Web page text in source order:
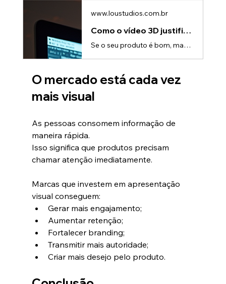
www.loustudios.com.br
Como o vídeo 3D justifica preços mais altos | Lou Studios Portfólio
Se o seu produto é bom, mas o mercado insiste em comparar apenas pelo preço, existe um problema.E provavelmente não está no produto.Está na forma como ele é percebido.Hoje, empresas que conseguem justificar preços mais altos não são apenas as que têm melhores produtos — são as que comunicam melhor o valor.E é exatamente aqui que o vídeo 3D se torna uma ferramenta estratégica.O problema: preço sem contexto vira comparaçãoQuando o cliente não entende claramente o diferencial do produto, ele faz o
O mercado está cada vez
mais visual
As pessoas consomem informação de
maneira rápida.
Isso significa que produtos precisam
chamar atenção imediatamente.
Marcas que investem em apresentação
visual conseguem:
Gerar mais engajamento;
Aumentar retenção;
Fortalecer branding;
Transmitir mais autoridade;
Criar mais desejo pelo produto.